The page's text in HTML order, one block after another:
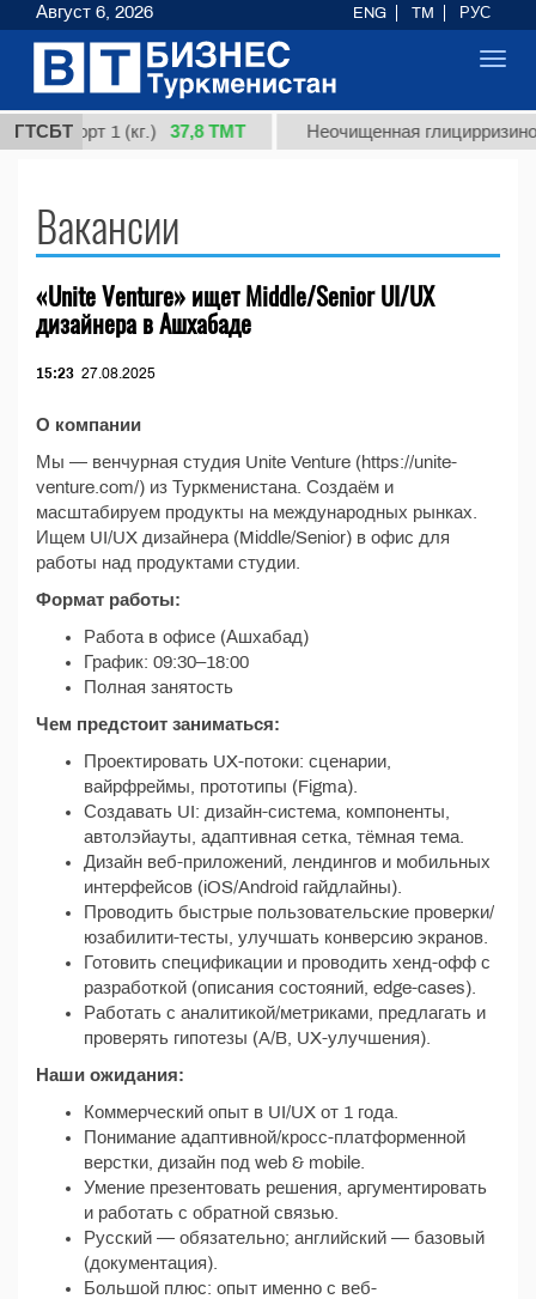
ГТСБТсорт 1 (кг.) 37,8 ТМТ Неочищенная
Вакансии
«Unite Venture» ищет Middle/Senior UI/UX
дизайнера в Ашхабаде
15:23 27.08.2025
О компании
Мы — венчурная студия Unite Venture (https://unite-
venture.com/) из Туркменистана. Создаём и
масштабируем продукты на международных рынках.
Ищем UI/UX дизайнера (Middle/Senior) в офис для
работы над продуктами студии.
Формат работы:
Работа в офисе (Ашхабад)
График: 09:30–18:00
Полная занятость
Чем предстоит заниматься:
Проектировать UX-потоки: сценарии,
вайрфреймы, прототипы (Figma).
Создавать UI: дизайн-система, компоненты,
автолэйауты, адаптивная сетка, тёмная тема.
Дизайн веб-приложений, лендингов и мобильных
интерфейсов (iOS/Android гайдлайны).
Проводить быстрые пользовательские проверки/
юзабилити-тесты, улучшать конверсию экранов.
Готовить спецификации и проводить хенд-офф с
разработкой (описания состояний, edge-cases).
Работать с аналитикой/метриками, предлагать и
проверять гипотезы (A/B, UX-улучшения).
Наши ожидания:
Коммерческий опыт в UI/UX от 1 года.
Понимание адаптивной/кросс-платформенной
верстки, дизайн под web & mobile.
Умение презентовать решения, аргументировать
и работать с обратной связью.
Русский — обязательно; английский — базовый
(документация).
Большой плюс: опыт именно с веб-
Август 6, 2026 ENG TM РУС